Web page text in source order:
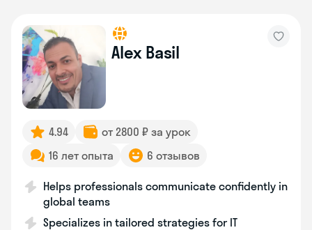
Alex Basil
4.94
от 2800 ₽ за урок
16 лет опыта
6 отзывов
Helps professionals communicate confidently in
global teams
Specializes in tailored strategies for IT